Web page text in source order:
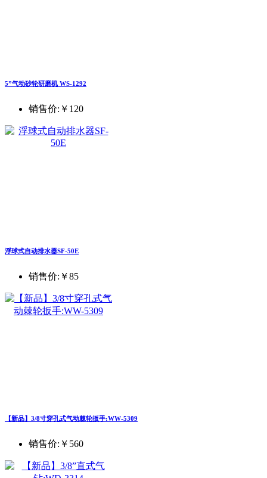
5”气动砂轮研磨机 WS-1292
销售价: ￥120
浮球式自动排水器SF-50E
销售价: ￥85
【新品】3/8寸穿孔式气动棘轮扳手:WW-5309
销售价: ￥560